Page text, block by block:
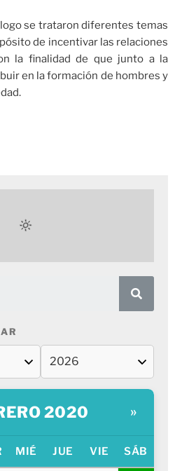
se trataron diferentes temas
de incentivar las relaciones
la finalidad de que junto a la
en la formación de hombres y
2020 »
MIÉ JUE VIE SÁB